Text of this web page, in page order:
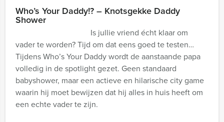
Who’s Your Daddy!? – Knotsgekke Daddy
Shower
Is jullie vriend écht klaar om
vader te worden? Tijd om dat eens goed te testen…
Tijdens Who’s Your Daddy wordt de aanstaande papa
volledig in de spotlight gezet. Geen standaard
babyshower, maar een actieve en hilarische city game
waarin hij moet bewijzen dat hij alles in huis heeft om
een echte vader te zijn.